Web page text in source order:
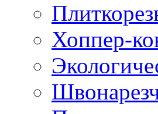
Хоппер-